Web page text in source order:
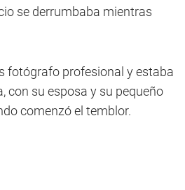
se derrumbaba mientras
fotógrafo profesional y estaba
con su esposa y su pequeño
comenzó el temblor.